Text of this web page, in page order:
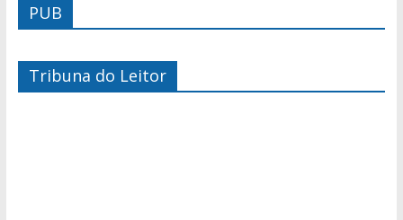
PUB
Tribuna do Leitor